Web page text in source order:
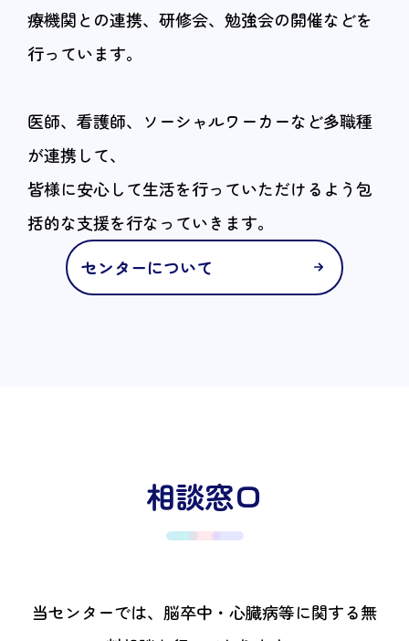
療機関との連携、研修会、勉強会の開催などを
行っています。
医師、看護師、ソーシャルワーカーなど多職種
が連携して、
皆様に安心して生活を行っていただけるよう包
括的な支援を行なっていきます。
センターについて
相談窓口
当センターでは、脳卒中・心臓病等に関する無